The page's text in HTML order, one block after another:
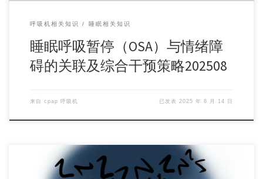
呼吸机相关知识 睡眠相关知识
睡眠呼吸暂停（OSA）与情绪障
碍的关联及综合干预策略202508
来自 cpap 呼吸机 已发表2025 年 8 月 14 日